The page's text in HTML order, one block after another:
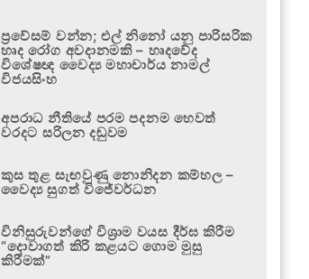
ප්‍රවේසම් වන්න; එල් නිනෝ යනු පාරිසරික
හෘද රෝග අවදානමකි – හෘදවේද
විශේෂඥ වෛද්‍ය මහාචාර්ය නාමල්
විජයසිංහ
අපරාධ නීතියේ පරම පදනම හෙවත්
වරදට සරිලන දඬුවම
කුස තුළ සැඟවුණු නොනිදන කම්හල –
වෛද්‍ය සුගත් විජේවර්ධන
විනිසුරුවන්ගේ විශ්‍රාම වයස දීර්ඝ කිරීම
“දොවාගත් කිරි කළයට ගොම මුසු
කිරීමක්”